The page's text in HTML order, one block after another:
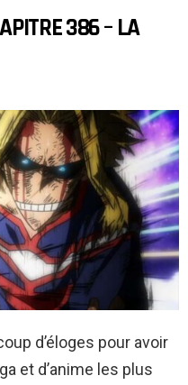
386 – LA
d’éloges pour avoir
et d’anime les plus